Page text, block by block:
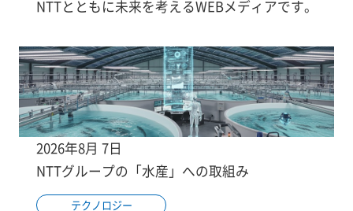
NTTとともに未来を考えるWEBメディアです。
2026年8月 7日
NTTグループの「水産」への取組み
テクノロジー